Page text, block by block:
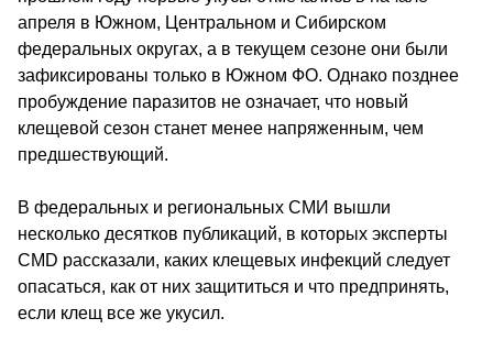
апреля в Южном, Центральном и Сибирском
федеральных округах, а в текущем сезоне они были
зафиксированы только в Южном ФО. Однако позднее
пробуждение паразитов не означает, что новый
клещевой сезон станет менее напряженным, чем
предшествующий.
В федеральных и региональных СМИ вышли
несколько десятков публикаций, в которых эксперты
CMD рассказали, каких клещевых инфекций следует
опасаться, как от них защититься и что предпринять,
если клещ все же укусил.